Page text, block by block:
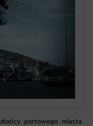
portowego miasta